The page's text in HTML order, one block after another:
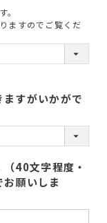
。
ますのでご覧くだ
すがいかがで
40文字程度・
願いしま